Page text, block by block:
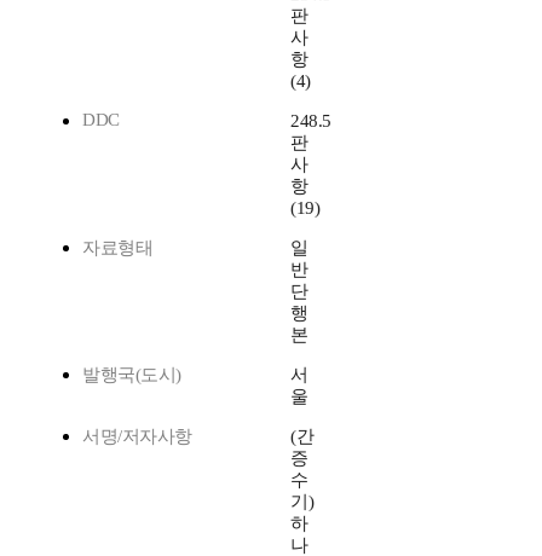
판
사
항
(4)
DDC
248.5
판
사
항
(19)
자료형태
일
반
단
행
본
발행국(도시)
서
울
서명/저자사항
(간
증
수
기)
하
나